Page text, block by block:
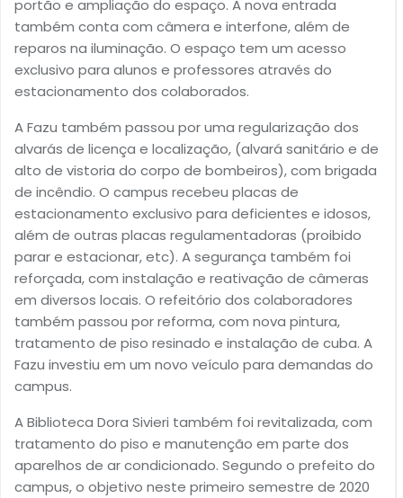
portão e ampliação do espaço. A nova entrada
também conta com câmera e interfone, além de
reparos na iluminação. O espaço tem um acesso
exclusivo para alunos e professores através do
estacionamento dos colaborados.
A Fazu também passou por uma regularização dos
alvarás de licença e localização, (alvará sanitário e de
alto de vistoria do corpo de bombeiros), com brigada
de incêndio. O campus recebeu placas de
estacionamento exclusivo para deficientes e idosos,
além de outras placas regulamentadoras (proibido
parar e estacionar, etc). A segurança também foi
reforçada, com instalação e reativação de câmeras
em diversos locais. O refeitório dos colaboradores
também passou por reforma, com nova pintura,
tratamento de piso resinado e instalação de cuba. A
Fazu investiu em um novo veículo para demandas do
campus.
A Biblioteca Dora Sivieri também foi revitalizada, com
tratamento do piso e manutenção em parte dos
aparelhos de ar condicionado. Segundo o prefeito do
campus, o objetivo neste primeiro semestre de 2020